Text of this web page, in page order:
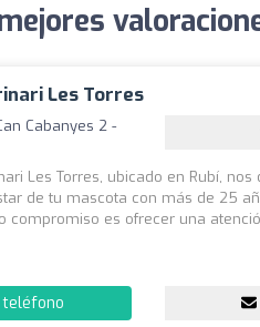
Les Torres
Cabanyes 2 -
Les Torres, ubicado en Rubí,
de tu mascota con más de 25
compromiso es ofrecer una